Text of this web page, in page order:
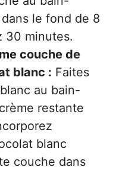
le fond de 8
30 minutes.
couche de
blanc : Faites
au bain-
restante
blanc
couche dans